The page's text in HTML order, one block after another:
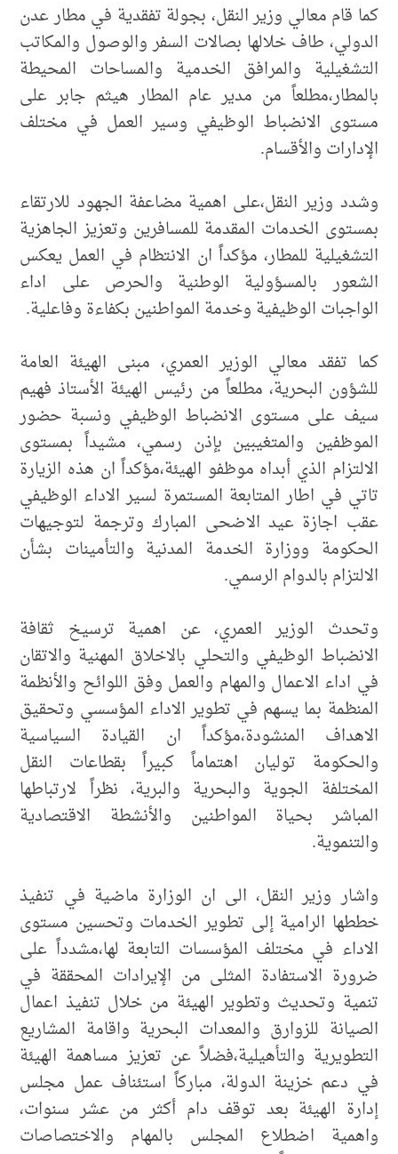
كما قام معالي وزير النقل، بجولة تفقدية في مطار عدن
الدولي، طاف خلالها بصالات السفر والوصول والمكاتب
التشغيلية والمرافق الخدمية والمساحات المحيطة
بالمطار،مطلعاً من مدير عام المطار هيثم جابر على
مستوى الانضباط الوظيفي وسير العمل في مختلف
الإدارات والأقسام.
وشدد وزير النقل،على اهمية مضاعفة الجهود للارتقاء
بمستوى الخدمات المقدمة للمسافرين وتعزيز الجاهزية
التشغيلية للمطار، مؤكداً ان الانتظام في العمل يعكس
الشعور بالمسؤولية الوطنية والحرص على اداء
الواجبات الوظيفية وخدمة المواطنين بكفاءة وفاعلية.
كما تفقد معالي الوزير العمري، مبنى الهيئة العامة
للشؤون البحرية، مطلعاً من رئيس الهيئة الأستاذ فهيم
سيف على مستوى الانضباط الوظيفي ونسبة حضور
الموظفين والمتغيبين بإذن رسمي، مشيداً بمستوى
الالتزام الذي أبداه موظفو الهيئة،مؤكداً ان هذه الزيارة
تاتي في اطار المتابعة المستمرة لسير الاداء الوظيفي
عقب اجازة عيد الاضحى المبارك وترجمة لتوجيهات
الحكومة ووزارة الخدمة المدنية والتأمينات بشأن
الالتزام بالدوام الرسمي.
وتحدث الوزير العمري، عن اهمية ترسيخ ثقافة
الانضباط الوظيفي والتحلي بالاخلاق المهنية والاتقان
في اداء الاعمال والمهام والعمل وفق اللوائح والأنظمة
المنظمة بما يسهم في تطوير الاداء المؤسسي وتحقيق
الاهداف المنشودة،مؤكداً ان القيادة السياسية
والحكومة توليان اهتماماً كبيراً بقطاعات النقل
المختلفة الجوية والبحرية والبرية، نظراً لارتباطها
المباشر بحياة المواطنين والأنشطة الاقتصادية
والتنموية.
واشار وزير النقل، الى ان الوزارة ماضية في تنفيذ
خططها الرامية إلى تطوير الخدمات وتحسين مستوى
الاداء في مختلف المؤسسات التابعة لها،مشدداً على
ضرورة الاستفادة المثلى من الإيرادات المحققة في
تنمية وتحديث وتطوير الهيئة من خلال تنفيذ اعمال
الصيانة للزوارق والمعدات البحرية واقامة المشاريع
التطويرية والتأهيلية،فضلاً عن تعزيز مساهمة الهيئة
في دعم خزينة الدولة، مباركاً استئناف عمل مجلس
إدارة الهيئة بعد توقف دام أكثر من عشر سنوات،
واهمية اضطلاع المجلس بالمهام والاختصاصات